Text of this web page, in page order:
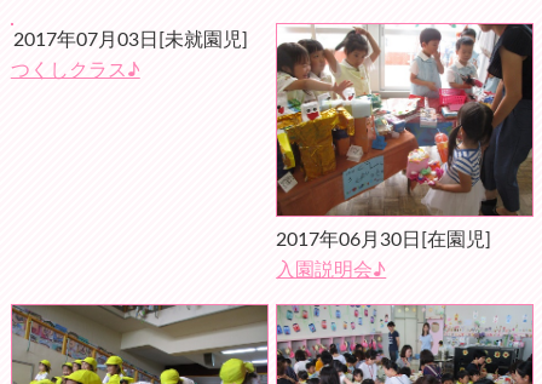
2017年07月03日 [未就園児]
つくしクラス♪
2017年06月30日 [在園児]
入園説明会♪